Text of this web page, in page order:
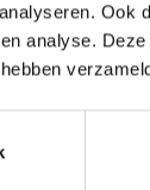
Ook
analyse.